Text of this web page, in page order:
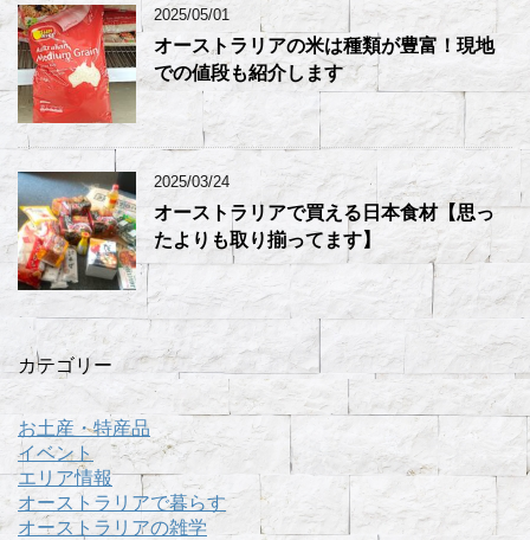
2025/05/01
オーストラリアの米は種類が豊富！現地
での値段も紹介します
2025/03/24
オーストラリアで買える日本食材【思っ
たよりも取り揃ってます】
カテゴリー
お土産・特産品
イベント
エリア情報
オーストラリアで暮らす
オーストラリアの雑学